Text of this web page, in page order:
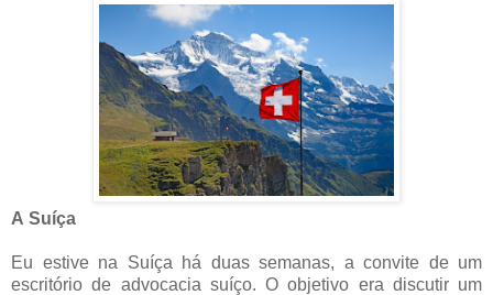
A Suíça
Eu estive na Suíça há duas semanas, a convite de um
escritório de advocacia suíço. O objetivo era discutir um